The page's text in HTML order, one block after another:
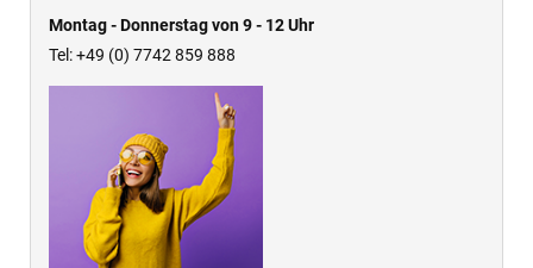
Montag - Donnerstag von 9 - 12 Uhr
Tel: +49 (0) 7742 859 888